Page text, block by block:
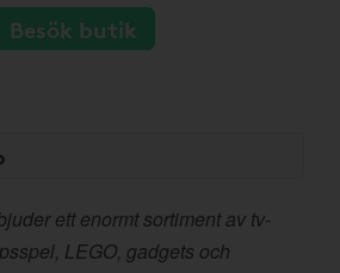
Besök butik
ett enormt sortiment av tv-
LEGO, gadgets och